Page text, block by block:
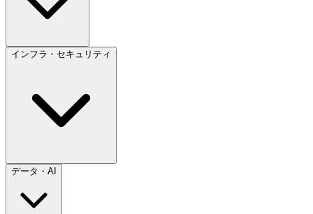
インフラ・セキュリティ
データ・AI